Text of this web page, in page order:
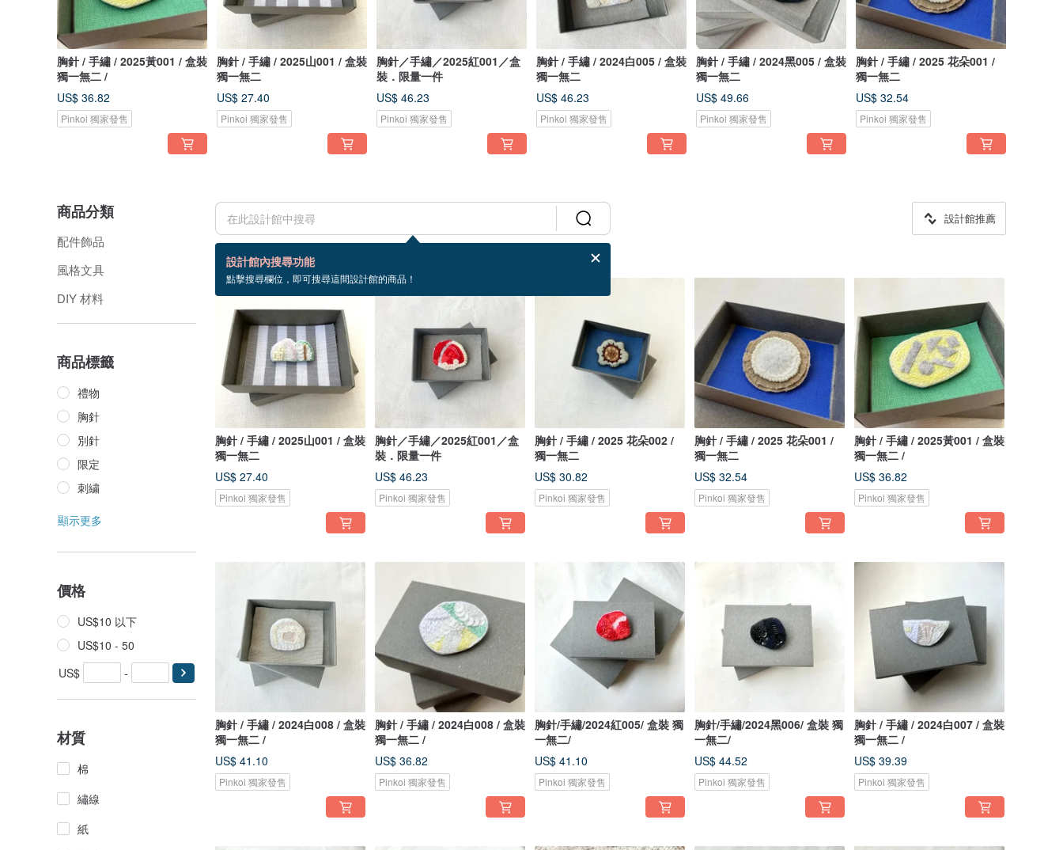
胸針 / 手繡 / 2025黃001 / 盒裝
獨一無二 /
US$ 36.82
Pinkoi 獨家發售
胸針 / 手繡 / 2025山001 / 盒裝
獨一無二
US$ 27.40
Pinkoi 獨家發售
胸針／手繡／2025紅001／盒
裝．限量一件
US$ 46.23
Pinkoi 獨家發售
胸針 / 手繡 / 2024白005 / 盒裝
獨一無二
US$ 46.23
Pinkoi 獨家發售
胸針 / 手繡 / 2024黑005 / 盒裝
獨一無二
US$ 49.66
Pinkoi 獨家發售
胸針 / 手繡 / 2025 花朵001 /
獨一無二
US$ 32.54
Pinkoi 獨家發售
商品分類
配件飾品
風格文具
DIY 材料
商品標籤
禮物
胸針
別針
限定
刺繍
顯示更多
價格
US$10 以下
US$10 - 50
US$
-
材質
棉
繡線
紙
設計館內搜尋功能
點擊搜尋欄位，即可搜尋這間設計館的商品！
設計館推薦
43 個商品
胸針 / 手繡 / 2025山001 / 盒裝
獨一無二
US$ 27.40
Pinkoi 獨家發售
胸針／手繡／2025紅001／盒
裝．限量一件
US$ 46.23
Pinkoi 獨家發售
胸針 / 手繡 / 2025 花朵002 /
獨一無二
US$ 30.82
Pinkoi 獨家發售
胸針 / 手繡 / 2025 花朵001 /
獨一無二
US$ 32.54
Pinkoi 獨家發售
胸針 / 手繡 / 2025黃001 / 盒裝
獨一無二 /
US$ 36.82
Pinkoi 獨家發售
胸針 / 手繡 / 2024白008 / 盒裝
獨一無二 /
US$ 41.10
Pinkoi 獨家發售
胸針 / 手繡 / 2024白008 / 盒裝
獨一無二 /
US$ 36.82
Pinkoi 獨家發售
胸針/手繡/2024紅005/ 盒裝 獨
一無二/
US$ 41.10
Pinkoi 獨家發售
胸針/手繡/2024黑006/ 盒裝 獨
一無二/
US$ 44.52
Pinkoi 獨家發售
胸針 / 手繡 / 2024白007 / 盒裝
獨一無二 /
US$ 39.39
Pinkoi 獨家發售